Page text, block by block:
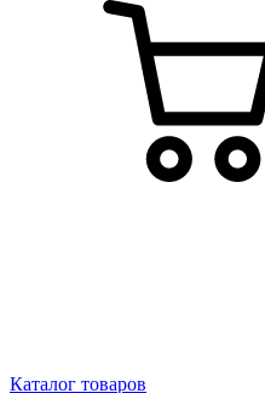
Каталог товаров